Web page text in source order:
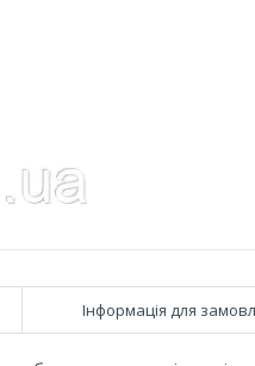
Інформація для